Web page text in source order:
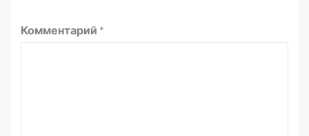
Комментарий *